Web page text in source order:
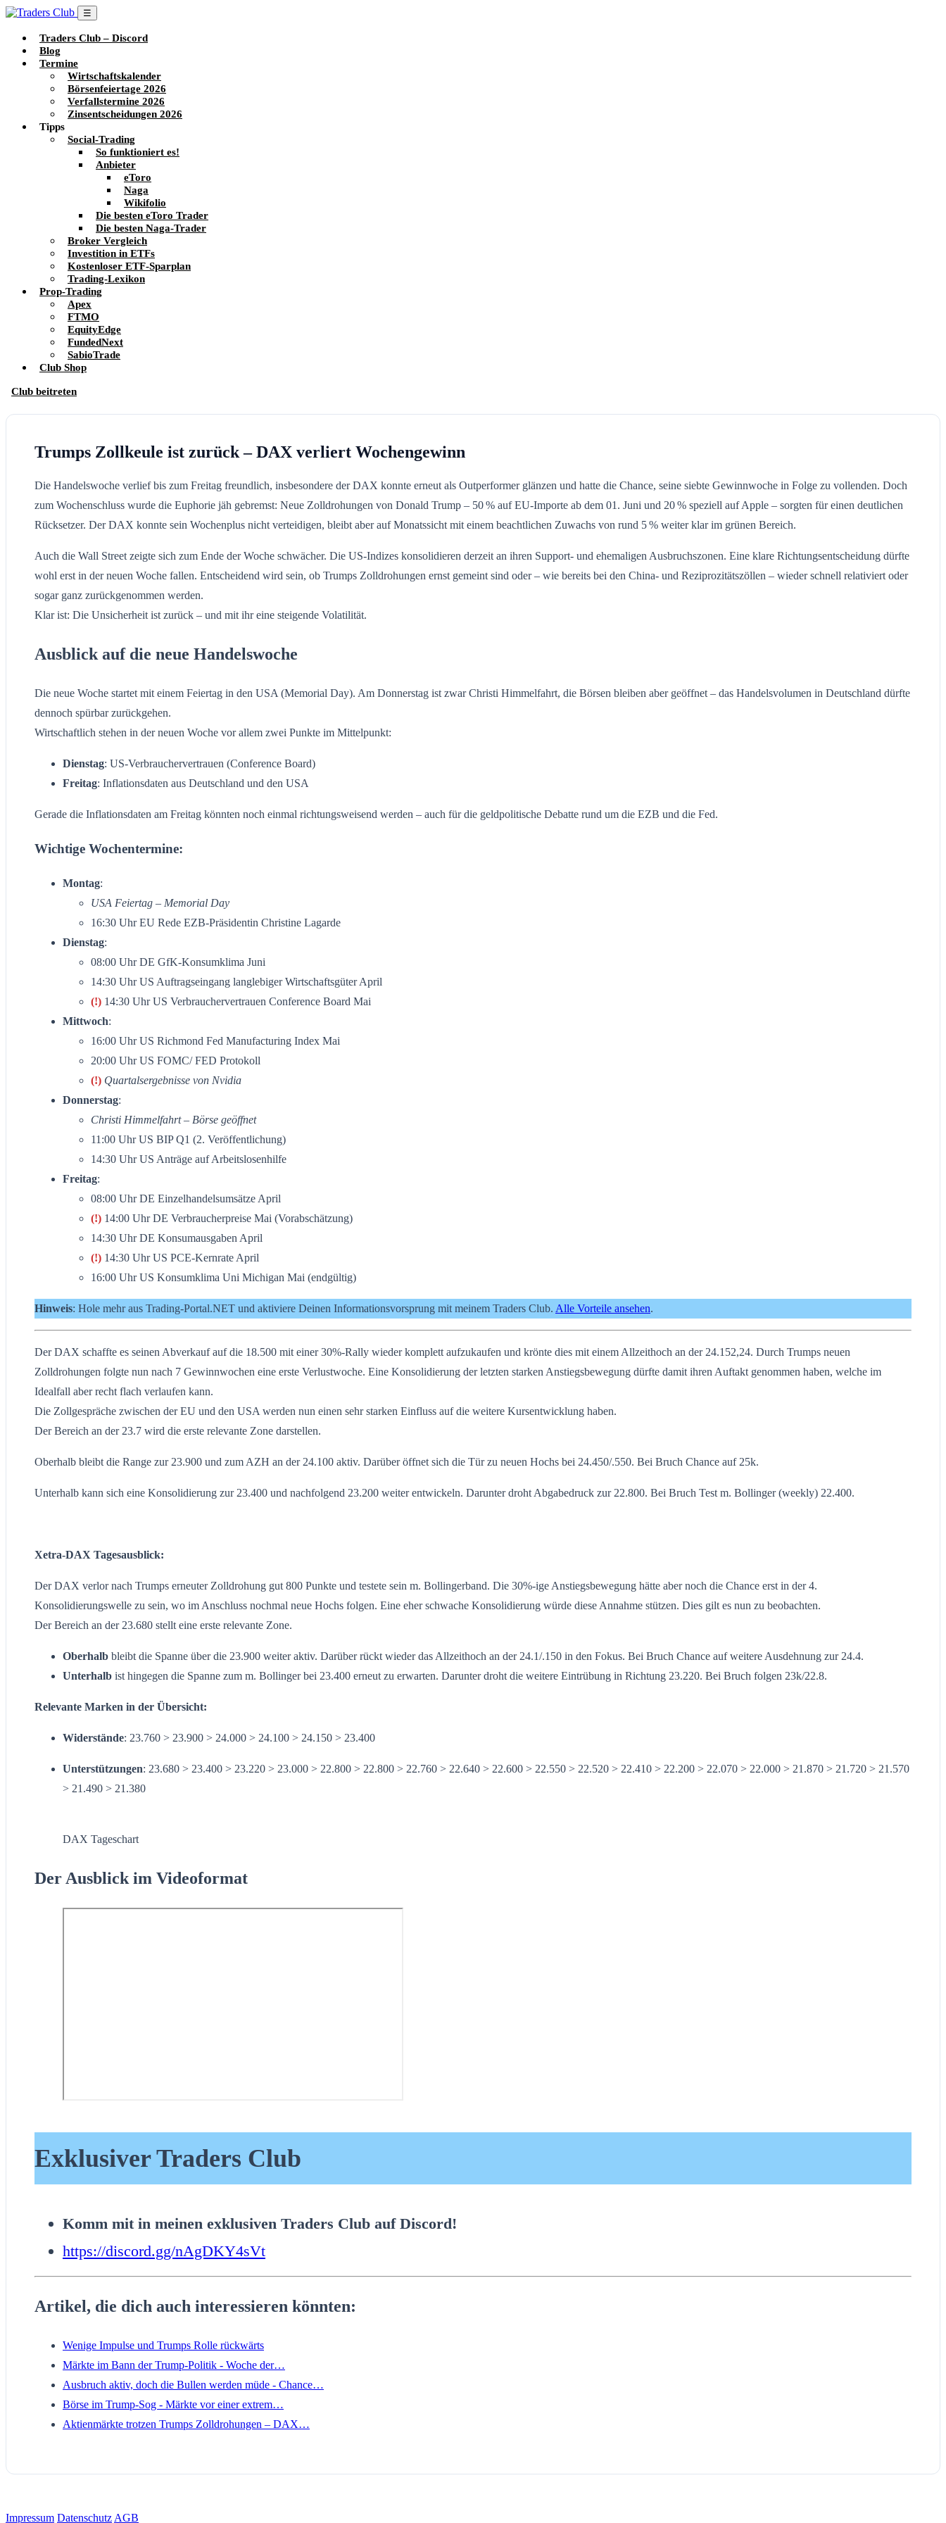
☰
Traders Club – Discord
Blog
Termine
Wirtschaftskalender
Börsenfeiertage 2026
Verfallstermine 2026
Zinsentscheidungen 2026
Tipps
Social-Trading
So funktioniert es!
Anbieter
eToro
Naga
Wikifolio
Die besten eToro Trader
Die besten Naga-Trader
Broker Vergleich
Investition in ETFs
Kostenloser ETF-Sparplan
Trading-Lexikon
Prop-Trading
Apex
FTMO
EquityEdge
FundedNext
SabioTrade
Club Shop
Club beitreten
Trumps Zollkeule ist zurück – DAX verliert Wochengewinn
Die Handelswoche verlief bis zum Freitag freundlich, insbesondere der DAX konnte erneut als Outperformer glänzen und hatte die Chance, seine siebte Gewinnwoche in Folge zu vollenden. Doch
zum Wochenschluss wurde die Euphorie jäh gebremst: Neue Zolldrohungen von Donald Trump – 50 % auf EU-Importe ab dem 01. Juni und 20 % speziell auf Apple – sorgten für einen deutlichen
Rücksetzer. Der DAX konnte sein Wochenplus nicht verteidigen, bleibt aber auf Monatssicht mit einem beachtlichen Zuwachs von rund 5 % weiter klar im grünen Bereich.
Auch die Wall Street zeigte sich zum Ende der Woche schwächer. Die US-Indizes konsolidieren derzeit an ihren Support- und ehemaligen Ausbruchszonen. Eine klare Richtungsentscheidung dürfte
wohl erst in der neuen Woche fallen. Entscheidend wird sein, ob Trumps Zolldrohungen ernst gemeint sind oder – wie bereits bei den China- und Reziprozitätszöllen – wieder schnell relativiert oder
sogar ganz zurückgenommen werden.
Klar ist: Die Unsicherheit ist zurück – und mit ihr eine steigende Volatilität.
Ausblick auf die neue Handelswoche
Die neue Woche startet mit einem Feiertag in den USA (Memorial Day). Am Donnerstag ist zwar Christi Himmelfahrt, die Börsen bleiben aber geöffnet – das Handelsvolumen in Deutschland dürfte
dennoch spürbar zurückgehen.
Wirtschaftlich stehen in der neuen Woche vor allem zwei Punkte im Mittelpunkt:
Dienstag: US-Verbrauchervertrauen (Conference Board)
Freitag: Inflationsdaten aus Deutschland und den USA
Gerade die Inflationsdaten am Freitag könnten noch einmal richtungsweisend werden – auch für die geldpolitische Debatte rund um die EZB und die Fed.
Wichtige Wochentermine:
Montag:
USA Feiertag – Memorial Day
16:30 Uhr EU Rede EZB-Präsidentin Christine Lagarde
Dienstag:
08:00 Uhr DE GfK-Konsumklima Juni
14:30 Uhr US Auftragseingang langlebiger Wirtschaftsgüter April
(!) 14:30 Uhr US Verbrauchervertrauen Conference Board Mai
Mittwoch:
16:00 Uhr US Richmond Fed Manufacturing Index Mai
20:00 Uhr US FOMC/ FED Protokoll
(!) Quartalsergebnisse von Nvidia
Donnerstag:
Christi Himmelfahrt – Börse geöffnet
11:00 Uhr US BIP Q1 (2. Veröffentlichung)
14:30 Uhr US Anträge auf Arbeitslosenhilfe
Freitag:
08:00 Uhr DE Einzelhandelsumsätze April
(!) 14:00 Uhr DE Verbraucherpreise Mai (Vorabschätzung)
14:30 Uhr DE Konsumausgaben April
(!) 14:30 Uhr US PCE-Kernrate April
16:00 Uhr US Konsumklima Uni Michigan Mai (endgültig)
Hinweis: Hole mehr aus Trading-Portal.NET und aktiviere Deinen Informationsvorsprung mit meinem Traders Club. Alle Vorteile ansehen.
Der DAX schaffte es seinen Abverkauf auf die 18.500 mit einer 30%-Rally wieder komplett aufzukaufen und krönte dies mit einem Allzeithoch an der 24.152,24. Durch Trumps neuen
Zolldrohungen folgte nun nach 7 Gewinnwochen eine erste Verlustwoche. Eine Konsolidierung der letzten starken Anstiegsbewegung dürfte damit ihren Auftakt genommen haben, welche im
Idealfall aber recht flach verlaufen kann.
Die Zollgespräche zwischen der EU und den USA werden nun einen sehr starken Einfluss auf die weitere Kursentwicklung haben.
Der Bereich an der 23.7 wird die erste relevante Zone darstellen.
Oberhalb bleibt die Range zur 23.900 und zum AZH an der 24.100 aktiv. Darüber öffnet sich die Tür zu neuen Hochs bei 24.450/.550. Bei Bruch Chance auf 25k.
Unterhalb kann sich eine Konsolidierung zur 23.400 und nachfolgend 23.200 weiter entwickeln. Darunter droht Abgabedruck zur 22.800. Bei Bruch Test m. Bollinger (weekly) 22.400.
Xetra-DAX Tagesausblick:
Der DAX verlor nach Trumps erneuter Zolldrohung gut 800 Punkte und testete sein m. Bollingerband. Die 30%-ige Anstiegsbewegung hätte aber noch die Chance erst in der 4.
Konsolidierungswelle zu sein, wo im Anschluss nochmal neue Hochs folgen. Eine eher schwache Konsolidierung würde diese Annahme stützen. Dies gilt es nun zu beobachten.
Der Bereich an der 23.680 stellt eine erste relevante Zone.
Oberhalb bleibt die Spanne über die 23.900 weiter aktiv. Darüber rückt wieder das Allzeithoch an der 24.1/.150 in den Fokus. Bei Bruch Chance auf weitere Ausdehnung zur 24.4.
Unterhalb ist hingegen die Spanne zum m. Bollinger bei 23.400 erneut zu erwarten. Darunter droht die weitere Eintrübung in Richtung 23.220. Bei Bruch folgen 23k/22.8.
Relevante Marken in der Übersicht:
Widerstände: 23.760 > 23.900 > 24.000 > 24.100 > 24.150 > 23.400
Unterstützungen: 23.680 > 23.400 > 23.220 > 23.000 > 22.800 > 22.800 > 22.760 > 22.640 > 22.600 > 22.550 > 22.520 > 22.410 > 22.200 > 22.070 > 22.000 > 21.870 > 21.720 > 21.570
> 21.490 > 21.380
DAX Tageschart
Der Ausblick im Videoformat
Exklusiver Traders Club
Komm mit in meinen exklusiven Traders Club auf Discord!
https://discord.gg/nAgDKY4sVt
Artikel, die dich auch interessieren könnten:
Wenige Impulse und Trumps Rolle rückwärts
Märkte im Bann der Trump-Politik - Woche der…
Ausbruch aktiv, doch die Bullen werden müde - Chance…
Börse im Trump-Sog - Märkte vor einer extrem…
Aktienmärkte trotzen Trumps Zolldrohungen – DAX…
Impressum Datenschutz AGB